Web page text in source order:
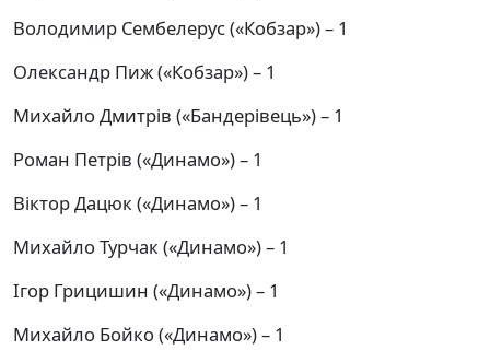
Володимир Сембелерус («Кобзар») – 1
Олександр Пиж («Кобзар») – 1
Михайло Дмитрів («Бандерівець») – 1
Роман Петрів («Динамо») – 1
Віктор Дацюк («Динамо») – 1
Михайло Турчак («Динамо») – 1
Ігор Грицишин («Динамо») – 1
Михайло Бойко («Динамо») – 1